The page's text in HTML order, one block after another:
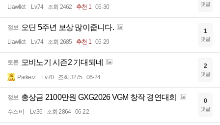
Llawliet Lv.74 조회 2462 추천 1 06-30 댓글
정보 오딘 5주년 보상 많이줍니다.
Llawliet Lv.74 조회 2685 추천 1 06-29
1
댓글
토론 모비노기 시즌2 기대되네
Parkerz Lv.70 조회 3275 06-24
2
댓글
정보 총상금 2100만원 GXG2026 VGM 창작 경연대회
수스비 Lv.36 조회 2864 06-22
0
댓글